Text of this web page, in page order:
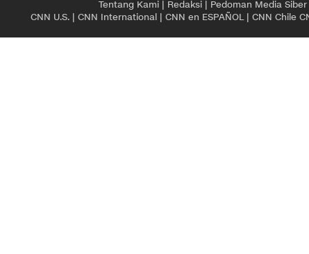
Tentang Kami | Redaksi | Pedoman Media Siber
CNN U.S.| CNN International| CNN en ESPAÑOL| CNN Chile